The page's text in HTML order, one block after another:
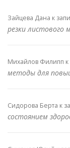
Зайцева Дана к
резки листового
Михайлов Филипп
методы для
Сидорова Берта к
состоянием